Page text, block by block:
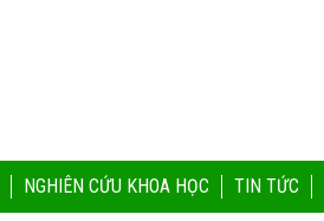
NGHIÊN CỨU KHOA HỌC TIN TỨC